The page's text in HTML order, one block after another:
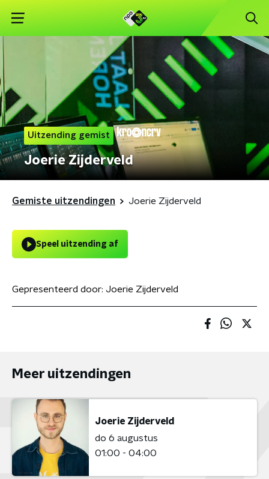
Uitzending gemist
Joerie Zijderveld
Gemiste uitzendingen Joerie Zijderveld
Speel uitzending af
Gepresenteerd door: Joerie Zijderveld
Meer uitzendingen
Joerie Zijderveld
do 6 augustus
01:00 - 04:00